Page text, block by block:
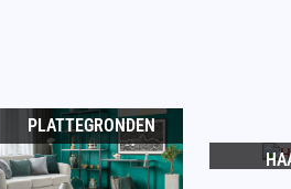
PLATTEGRONDEN